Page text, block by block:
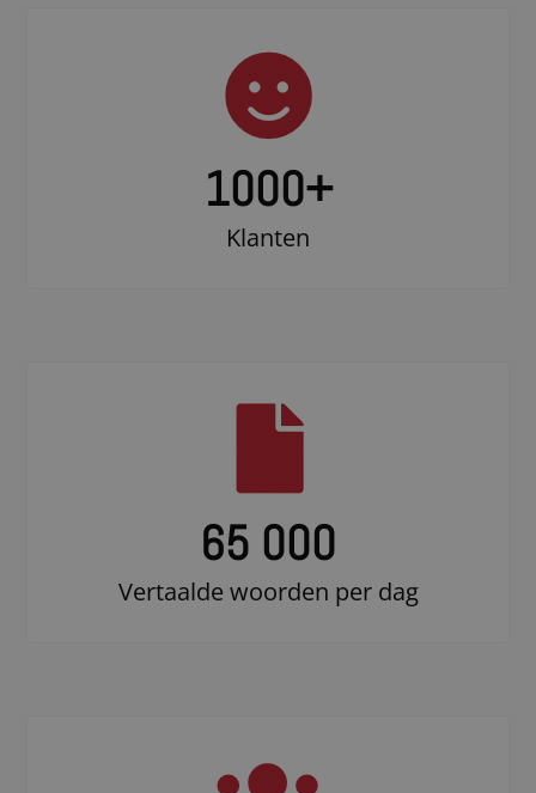
1000+
Klanten
65 000
Vertaalde woorden per dag